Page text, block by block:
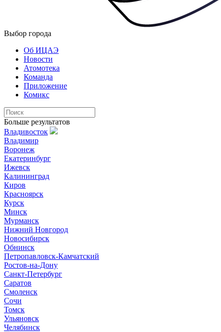
Выбор города
Об ИЦАЭ
Новости
Атомотека
Команда
Приложение
Комикс
Больше результатов
Владивосток
Владимир
Воронеж
Екатеринбург
Ижевск
Калининград
Киров
Красноярск
Курск
Минск
Мурманск
Нижний Новгород
Новосибирск
Обнинск
Петропавловск-Камчатский
Ростов-на-Дону
Санкт-Петербург
Саратов
Смоленск
Сочи
Томск
Ульяновск
Челябинск